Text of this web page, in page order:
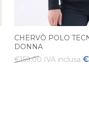
CHERVÒ POLO
DONNA
€159,00 IVA inclusa